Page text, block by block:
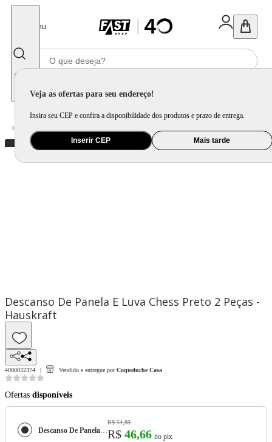
Menu
Veja as ofertas para seu endereço!
Insira seu CEP e confira a disponibilidade dos produtos e prazo de entrega.
Inserir CEP Mais tarde
Home
Descanso De Panela E Luva Chess Preto 2 Peças -
Hauskraft
4000032374 Vendido e entregue por Coqueluche Casa
Ofertas disponíveis
Descanso De Panela E Luva Chess Preto 2 Peças - Hauskraft
R$ 54,89
R$ 46,66 no pix